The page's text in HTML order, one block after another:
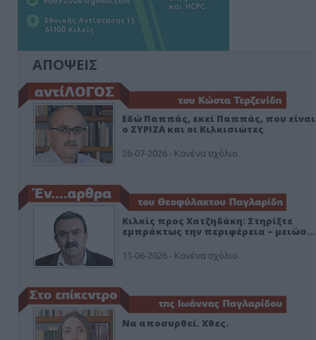
ΑΠΟΨΕΙΣ
Εδώ Παππάς, εκεί Παππάς, που είναι
ο ΣΥΡΙΖΑ και οι Κιλκισιώτες
26-07-2026 - Κανένα σχόλιο
Κιλκίς προς Χατζηδάκη: Στηρίξτε
εμπράκτως την περιφέρεια – μειώσ…
11-06-2026 - Κανένα σχόλιο
Να αποσυρθεί. Χθες.